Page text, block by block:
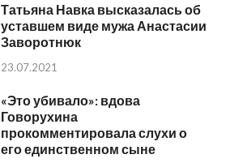
Татьяна Навка высказалась об
уставшем виде мужа Анастасии
Заворотнюк
23.07.2021
«Это убивало»: вдова
Говорухина
прокомментировала слухи о
его единственном сыне